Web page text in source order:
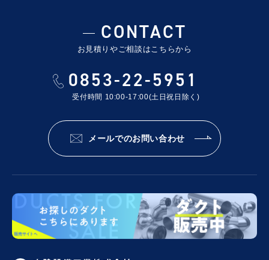
CONTACT
お見積りやご相談はこちらから
0853-22-5951
受付時間 10:00-17:00(土日祝日除く)
メールでのお問い合わせ